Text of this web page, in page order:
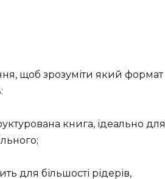
щоб зрозуміти який формат
книга, ідеально для
для більшості рідерів,